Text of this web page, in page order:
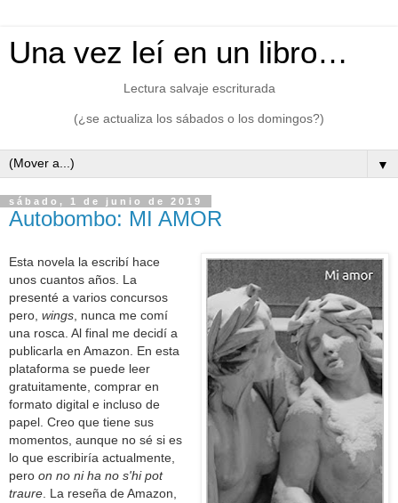
Una vez leí en un libro…
Lectura salvaje escriturada
(¿se actualiza los sábados o los domingos?)
▼
sábado, 1 de junio de 2019
Autobombo: MI AMOR
Esta novela la escribí hace
unos cuantos años. La
presenté a varios concursos
pero, wings , nunca me comí
una rosca. Al final me decidí a
publicarla en Amazon. En esta
plataforma se puede leer
gratuitamente, comprar en
formato digital e incluso de
papel. Creo que tiene sus
momentos, aunque no sé si es
lo que escribiría actualmente,
pero on no ni ha no s'hi pot
traure . La reseña de Amazon,